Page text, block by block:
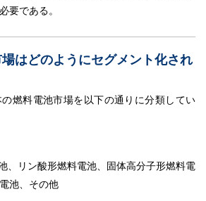
要である。
はどのようにセグメント化され
燃料電池市場を以下の通りに分類してい
、リン酸形燃料電池、固体高分子形燃料電
池、その他